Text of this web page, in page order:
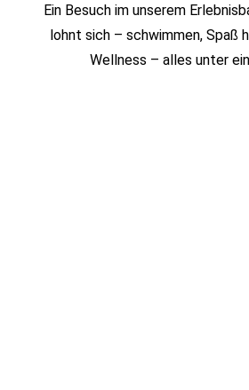
Ein Besuch im unserem
lohnt sich – schwimmen, Spaß
Wellness – alles unter